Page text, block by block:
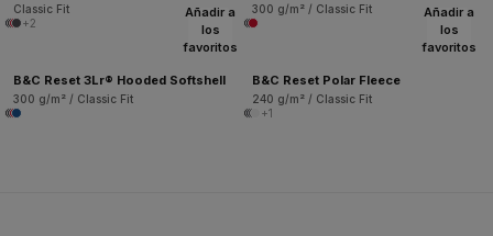
Classic Fit
+2
300 g/m² / Classic Fit
Añadir a
los
favoritos
B&C Reset 3Lr® Hooded Softshell
300 g/m² / Classic Fit
Añadir a
los
favoritos
B&C Reset Polar Fleece
240 g/m² / Classic Fit
+1